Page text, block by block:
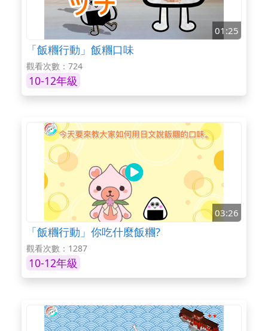
01:25
「飯糰行動」飯糰口味
觀看次數：724
10-12年級
03:26
「飯糰行動」你吃什麼飯糰?
觀看次數：1287
10-12年級